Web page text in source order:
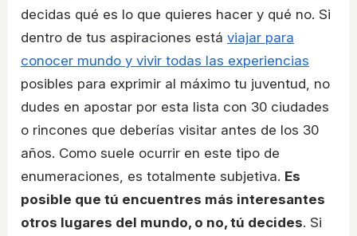
decidas qué es lo que quieres hacer y qué no. Si
dentro de tus aspiraciones está viajar para
conocer mundo y vivir todas las experiencias
posibles para exprimir al máximo tu juventud, no
dudes en apostar por esta lista con 30 ciudades
o rincones que deberías visitar antes de los 30
años. Como suele ocurrir en este tipo de
enumeraciones, es totalmente subjetiva. Es
posible que tú encuentres más interesantes
otros lugares del mundo, o no, tú decides. Si